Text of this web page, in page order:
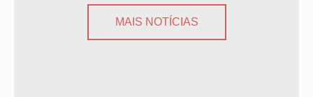
MAIS NOTÍCIAS